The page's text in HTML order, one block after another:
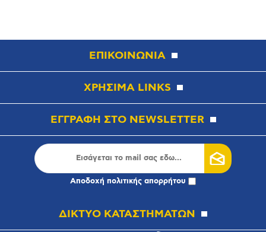
ΕΠΙΚΟΙΝΩΝΙΑ
ΧΡΗΣΙΜΑ LINKS
ΕΓΓΡΑΦΗ ΣΤΟ NEWSLETTER
Αποδοχή πολιτικής απορρήτου
ΔΙΚΤΥΟ ΚΑΤΑΣΤΗΜΑΤΩΝ